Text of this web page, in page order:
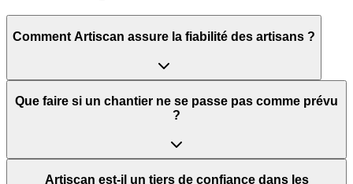
Comment Artiscan assure la fiabilité des artisans ?
Que faire si un chantier ne se passe pas comme prévu
?
Artiscan est-il un tiers de confiance dans les